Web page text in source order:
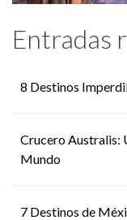
Entradas
8 Destinos
Crucero Australis:
Mundo
7 Destinos de